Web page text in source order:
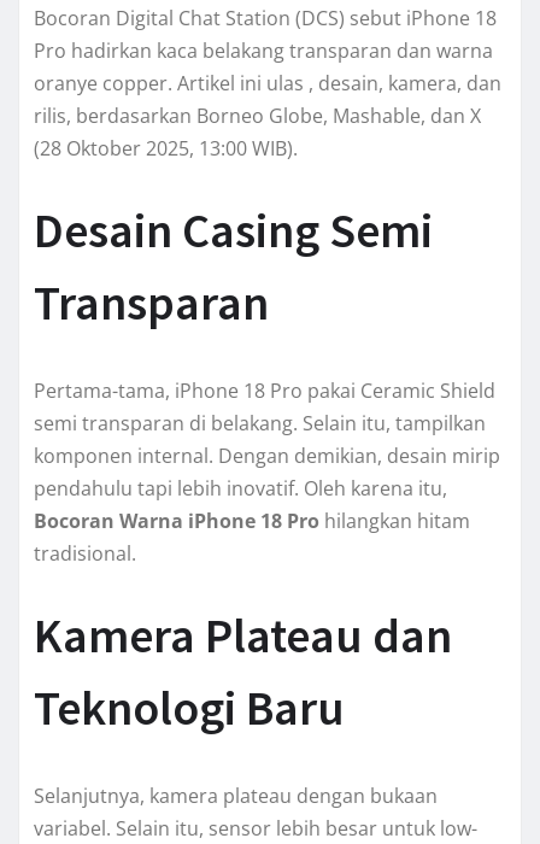
Bocoran Digital Chat Station (DCS) sebut iPhone 18
Pro hadirkan kaca belakang transparan dan warna
oranye copper. Artikel ini ulas , desain, kamera, dan
rilis, berdasarkan Borneo Globe, Mashable, dan X
(28 Oktober 2025, 13:00 WIB).
Desain Casing Semi
Transparan
Pertama-tama, iPhone 18 Pro pakai Ceramic Shield
semi transparan di belakang. Selain itu, tampilkan
komponen internal. Dengan demikian, desain mirip
pendahulu tapi lebih inovatif. Oleh karena itu,
Bocoran Warna iPhone 18 Pro hilangkan hitam
tradisional.
Kamera Plateau dan
Teknologi Baru
Selanjutnya, kamera plateau dengan bukaan
variabel. Selain itu, sensor lebih besar untuk low-